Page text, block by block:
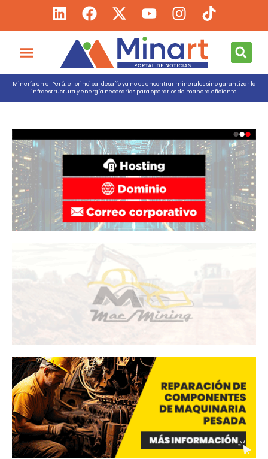
Minería en el Perú: el principal desafío ya no es encontrar minerales sino garantizar la
infraestructura y energía necesarias para operarlos de manera eficiente